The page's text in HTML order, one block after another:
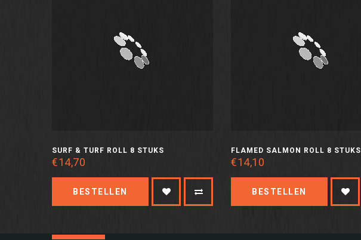
SURF & TURF ROLL 8 STUKS
€14,70
BESTELLEN
FLAMED SALMON ROLL 8 STUKS
€14,10
BESTELLEN